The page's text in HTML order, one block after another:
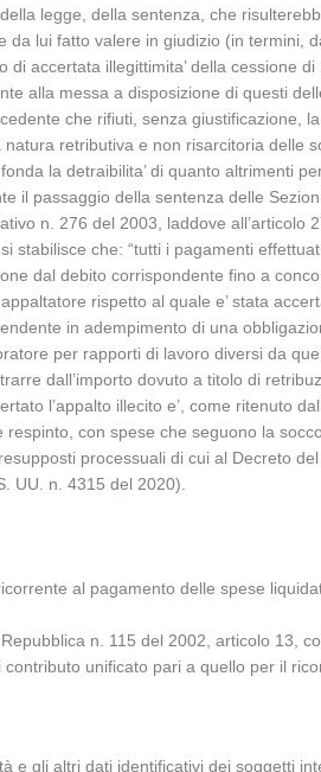
legge, della sentenza, che
da lui fatto valere in giudizio (in termini,
di accertata illegittimita’ della
alla messa a disposizione di questi
che rifiuti, senza giustificazione,
retributiva e non risarcitoria delle
la detraibilita’ di quanto altrimenti
il passaggio della sentenza delle
n. 276 del 2003, laddove
stabilisce che: “tutti i pagamenti
dal debito corrispondente fino a
rispetto al quale e’ stata
in adempimento di una
per rapporti di lavoro diversi da
dall’importo dovuto a titolo di
l’appalto illecito e’, come ritenuto
con spese che seguono la
processuali di cui al Decreto
UU. n. 4315 del 2020).
al pagamento delle spese
n. 115 del 2002, articolo 13,
unificato pari a quello per il
e gli altri dati identificativi dei soggetti